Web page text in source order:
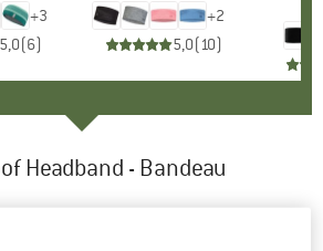
+3
(6)
+2
5,0(10)
Headband - Bandeau